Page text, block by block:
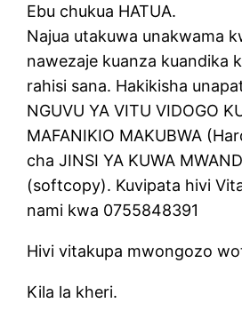
Ebu chukua HATUA.
Najua utakuwa unakwama
nawezaje kuanza kuandika
rahisi sana. Hakikisha
NGUVU YA VITU VIDOGO
MAFANIKIO MAKUBWA
cha JINSI YA KUWA
(softcopy). Kuvipata hivi
nami kwa 0755848391
Hivi vitakupa mwongozo
Kila la kheri.